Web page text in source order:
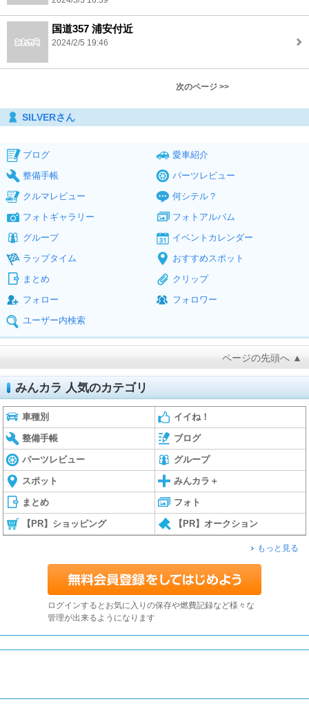
国道357 浦安付近
2024/2/5 19:46
次のページ >>
SILVERさん
ブログ
愛車紹介
整備手帳
パーツレビュー
クルマレビュー
何シテル？
フォトギャラリー
フォトアルバム
グループ
イベントカレンダー
ラップタイム
おすすめスポット
まとめ
クリップ
フォロー
フォロワー
ユーザー内検索
ページの先頭へ ▲
みんカラ 人気のカテゴリ
車種別 イイね！
整備手帳 ブログ
パーツレビュー グループ
スポット みんカラ＋
まとめ フォト
【PR】ショッピング 【PR】オークション
もっと見る
ログインするとお気に入りの保存や燃費記録など様々な
管理が出来るようになります